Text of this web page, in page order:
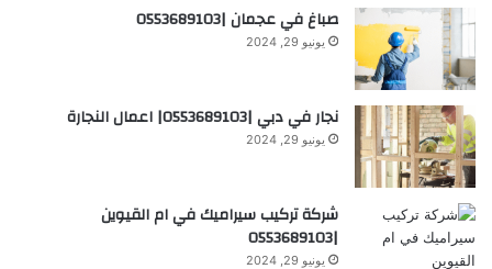
صباغ في عجمان |0553689103
يونيو 29, 2024
نجار في دبي |0553689103| اعمال النجارة
يونيو 29, 2024
شركة تركيب سيراميك في ام القيوين
|0553689103
يونيو 29, 2024